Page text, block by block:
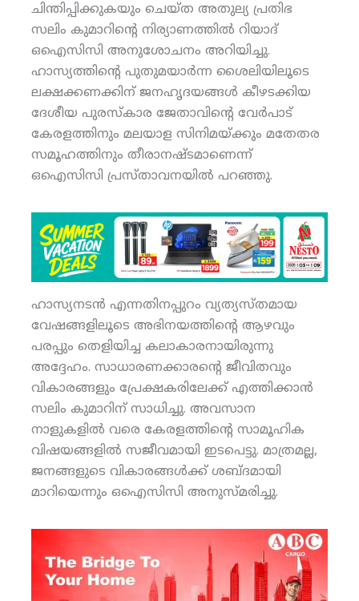
ചിന്തിപ്പിക്കുകയും ചെയ്ത അതുല്യ പ്രതിഭ
സലിം കുമാറിന്റെ നിര്യാണത്തില്‍ റിയാദ്
ഒഐസിസി അനുശോചനം അറിയിച്ചു.
ഹാസ്യത്തിന്റെ പുതുമയാര്‍ന്ന ശൈലിയിലൂടെ
ലക്ഷക്കണക്കിന് ജനഹൃദയങ്ങള്‍ കീഴടക്കിയ
ദേശീയ പുരസ്‌കാര ജേതാവിന്റെ വേര്‍പാട്
കേരളത്തിനും മലയാള സിനിമയ്ക്കും മതേതര
സമൂഹത്തിനും തീരാനഷ്ടമാണെന്ന്
ഒഐസിസി പ്രസ്താവനയില്‍ പറഞ്ഞു.
ഹാസ്യനടന്‍ എന്നതിനപ്പുറം വ്യത്യസ്തമായ
വേഷങ്ങളിലൂടെ അഭിനയത്തിന്റെ ആഴവും
പരപ്പും തെളിയിച്ച കലാകാരനായിരുന്നു
അദ്ദേഹം. സാധാരണക്കാരന്റെ ജീവിതവും
വികാരങ്ങളും പ്രേക്ഷകരിലേക്ക് എത്തിക്കാന്‍
സലിം കുമാറിന് സാധിച്ചു. അവസാന
നാളുകളില്‍ വരെ കേരളത്തിന്റെ സാമൂഹിക
വിഷയങ്ങളില്‍ സജീവമായി ഇടപെട്ടു. മാത്രമല്ല,
ജനങ്ങളുടെ വികാരങ്ങള്‍ക്ക് ശബ്ദമായി
മാറിയെന്നും ഒഐസിസി അനുസ്മരിച്ചു.